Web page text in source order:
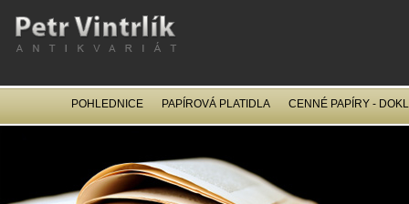
POHLEDNICE PAPÍROVÁ PLATIDLA CENNÉ PAPÍRY -